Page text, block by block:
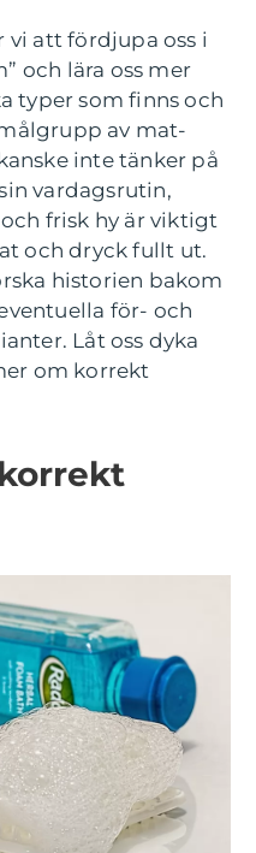
vi att fördjupa oss i
och lära oss mer
typer som finns och
av mat-
inte tänker på
vardagsrutin,
frisk hy är viktigt
och dryck fullt ut.
historien bakom
för- och
Låt oss dyka
om korrekt